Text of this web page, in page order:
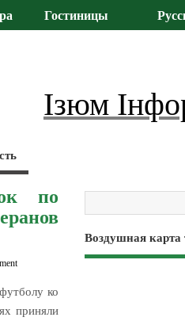
Гостиницы
Ізюм
по
ко
приняли
Воздушная карта